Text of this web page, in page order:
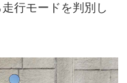
行モードを判別し